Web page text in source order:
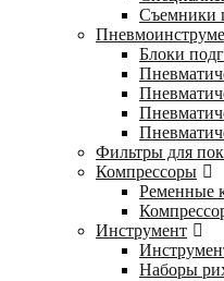
Cъемники
Блоки
Фильтры для
Компрессоры
Ременные
Инструмент
Наборы